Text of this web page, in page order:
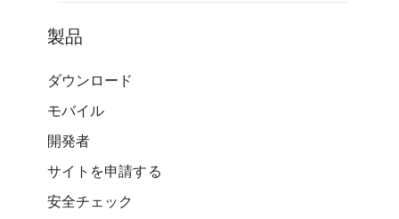
製品
ダウンロード
モバイル
開発者
サイトを申請する
安全チェック